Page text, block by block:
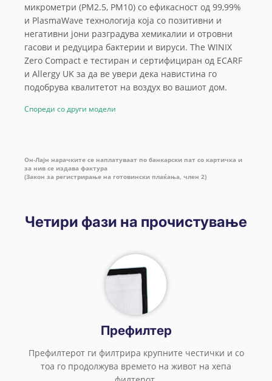
микрометри (PM2.5, PM10) со ефикасност од 99,99%
и PlasmaWave технологија која со позитивни и
негативни јони разградува хемикалии и отровни
гасови и редуцира бактерии и вируси. The WINIX
Zero Compact е тестиран и сертифициран од ECARF
и Allergy UK за да ве увери дека навистина го
подобрува квалитетот на воздух во вашиот дом.
Спореди со други модели
Он-Лајн нарачките се наплатуваат по банкарски пат со картичка и
за нив се издава фактура
(Закон за регистрирање на готовински плаќања, член 2)
Четири фази на прочистување
Префилтер
Префилтерот ги филтрира крупните честички и со
тоа го продолжува времето на живот на хепа